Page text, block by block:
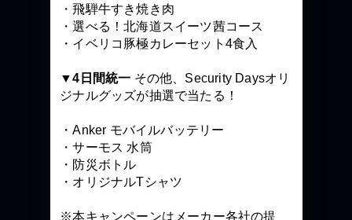
・飛騨牛すき焼き肉
・選べる！北海道スイーツ茜コース
・イベリコ豚極カレーセット4食入
▼4日間統一 その他、Security Daysオリ
ジナルグッズが抽選で当たる！
・Anker モバイルバッテリー
・サーモス 水筒
・防災ボトル
・オリジナルTシャツ
※本キャンペーンはメーカー各社の提